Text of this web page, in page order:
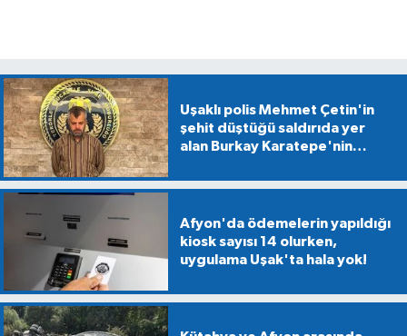
Uşaklı polis Mehmet Çetin'in
şehit düştüğü saldırıda yer
alan Burkay Karatepe'nin
mühimmat aranıyor
Afyon'da ödemelerin yapıldığı
kiosk sayısı 14 olurken,
uygulama Uşak'ta hala yok!